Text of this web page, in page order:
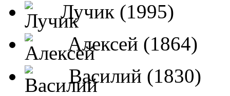
Лучик (1995)
Алексей (1864)
Василий (1830)